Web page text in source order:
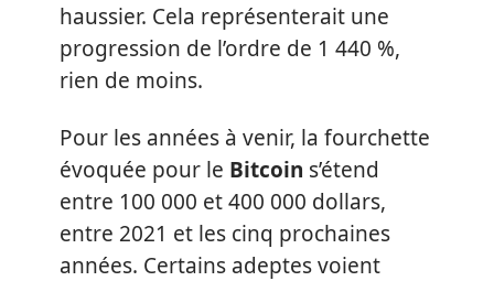
haussier. Cela représenterait une
progression de l’ordre de 1 440 %,
rien de moins.
Pour les années à venir, la fourchette
évoquée pour le Bitcoin s’étend
entre 100 000 et 400 000 dollars,
entre 2021 et les cinq prochaines
années. Certains adeptes voient